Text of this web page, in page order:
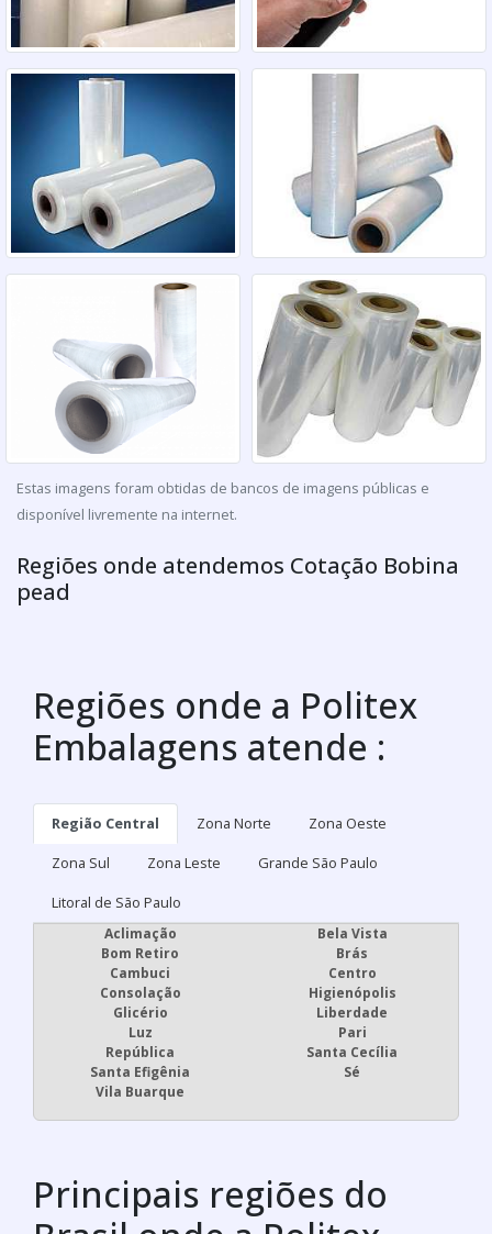
Estas imagens foram obtidas de bancos de imagens públicas e
disponível livremente na internet.
Regiões onde atendemos Cotação Bobina
pead
Regiões onde a Politex
Embalagens atende :
Região Central Zona Norte
Zona Oeste
Zona Sul
Zona Leste
Grande São Paulo
Litoral de São Paulo
Aclimação
Bela Vista
Bom Retiro
Brás
Cambuci
Centro
Consolação
Higienópolis
Glicério
Liberdade
Luz
Pari
República
Santa Cecília
Santa Efigênia
Sé
Vila Buarque
Principais regiões do